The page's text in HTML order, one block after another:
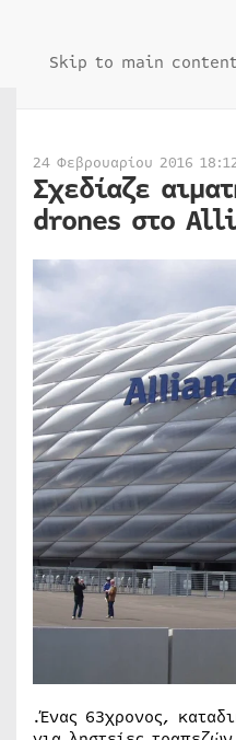
Skip to main content
24 Φεβρουαρίου 2016
Σχεδίαζε
drones στο
.Ένας 63χρονος,